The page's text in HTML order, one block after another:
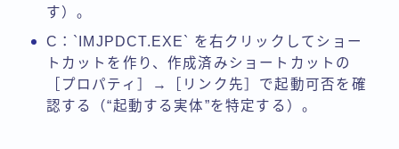
す）。
C：`IMJPDCT.EXE` を右クリックしてショー
トカットを作り、作成済みショートカットの
［プロパティ］→［リンク先］で起動可否を確
認する（“起動する実体”を特定する）。